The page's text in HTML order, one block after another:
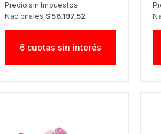
Precio sin Impuestos
Nacionales $ 56.197,52
6 cuotas sin interés